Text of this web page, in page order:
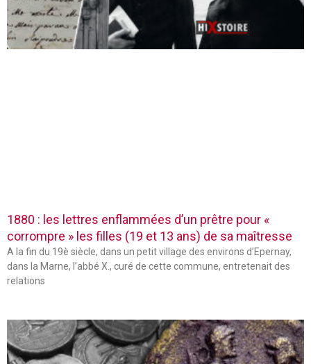
1880 : les lettres enflammées d’un prêtre pour «
corrompre » les filles (19 et 13 ans) de sa maîtresse
A la fin du 19è siècle, dans un petit village des environs d’Epernay,
dans la Marne, l’abbé X., curé de cette commune, entretenait des
relations